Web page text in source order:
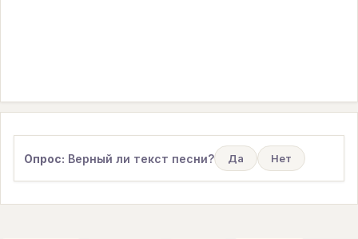
Опрос: Верный ли текст песни? Да Нет